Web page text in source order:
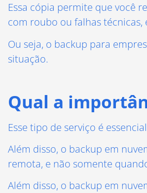
Essa cópia permite que você
com roubo ou falhas técnicas,
Ou seja, o backup para
situação.
Qual a
Esse tipo de serviço é
Além disso, o backup em
remota, e não somente
Além disso, o backup em